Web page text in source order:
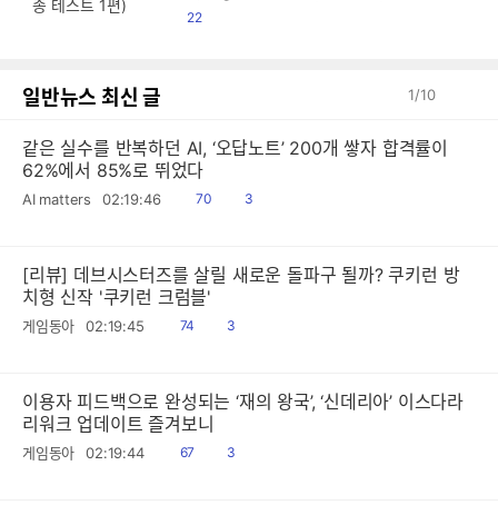
편)댓
22
일반뉴스 최신 글 1/10
같은 실수를 반복하던 AI, ‘오답노트’ 200개 쌓자 합격률이
62%에서 85%로 뛰었다
AI matters 02:19:46
읽
70
공
3
[리뷰] 데브시스터즈를 살릴 새로운 돌파구 될까? 쿠키런 방
치형 신작 '쿠키런 크럼블'
게임동아 02:19:45
읽
74
공
3
이용자 피드백으로 완성되는 ‘재의 왕국’, ‘신데리아’ 이스다라
리워크 업데이트 즐겨보니
게임동아 02:19:44
읽
67
공
3